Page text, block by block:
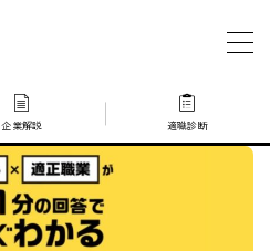
企業解説 適職診断